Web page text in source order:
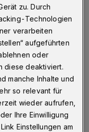
es im Bereich
von Akkus
Lesezeit
zu. Durch
Technologien
verarbeiten
aufgeführten
oder
diese deaktiviert.
manche Inhalte und
so relevant für
wieder aufrufen,
Ihre Einwilligung
Einstellungen am